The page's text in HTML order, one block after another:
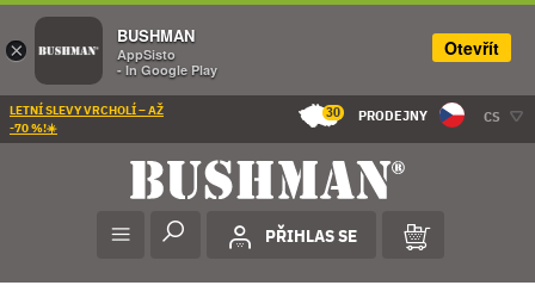
LETNÍ SLEVY VRCHOLÍ – AŽ
-70 %!☀️
30 PRODEJNY CS
PŘIHLAS SE
×
BUSHMAN
AppSisto
- In Google Play
Otevřít